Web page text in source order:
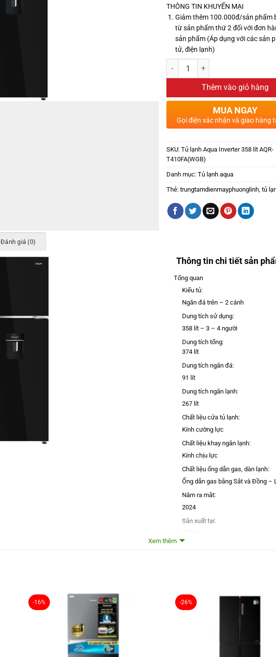
THÔNG TIN KHUYẾN MẠI
Giảm thêm 100.000đ/sản phẩm
từ sản phẩm thứ 2 đối với đơn
sản phẩm (Áp dụng với các sản
tử, điện lạnh)
Thêm vào giỏ hàng
MUA NGAY
Gọi điện xác nhận và giao hàng
SKU: Tủ lạnh Aqua Inverter 358 lít AQR-
T410FA(WGB)
Danh mục: Tủ lạnh aqua
Thẻ: trungtamdienmayphuonglinh tủ
Đánh giá (0)
Thông tin chi tiết sản
Tổng quan
Kiểu tủ:
Ngăn đá trên – 2 cánh
Dung tích sử dụng:
358 lít – 3 – 4 người
Dung tích tổng:
374 lít
Dung tích ngăn đá:
91 lít
Dung tích ngăn lạnh:
267 lít
Chất liệu cửa tủ lạnh:
Kính cường lực
Chất liệu khay ngăn lạnh:
Kính chịu lực
Chất liệu ống dẫn gas, dàn lạnh:
Ống dẫn gas bằng Sắt và Đồng –
Năm ra mắt:
2024
Sản xuất tại:
Việt Nam
Twin Inverter
Công nghệ bảo quản và làm lạnh
Công nghệ bảo quản thực phẩm:
Xem thêm
-16% -26%